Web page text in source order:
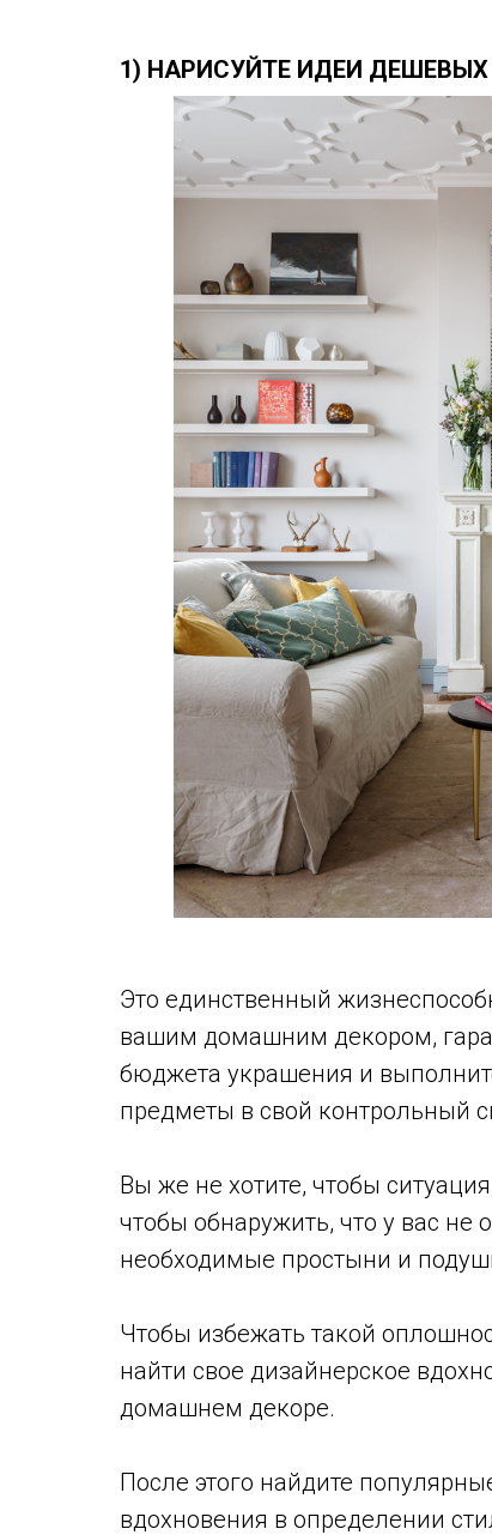
1) НАРИСУЙТЕ ИДЕИ
Это единственный
вашим домашним декором,
бюджета украшения и
предметы в свой контрольный
Вы же не хотите, чтобы
чтобы обнаружить, что у вас не
необходимые простыни и
Чтобы избежать такой
найти свое дизайнерское
домашнем декоре.
После этого найдите
вдохновения в определении